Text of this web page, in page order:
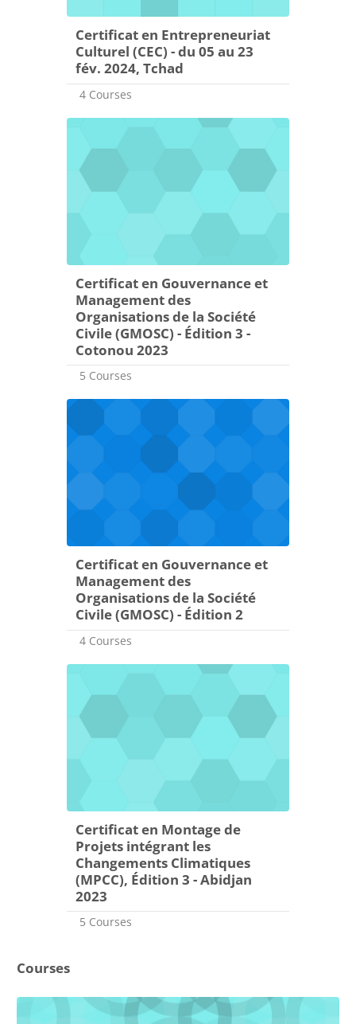
Certificat en Entrepreneuriat
Culturel (CEC) - du 05 au 23
fév. 2024, Tchad
4 Courses
Certificat en Gouvernance et
Management des
Organisations de la Société
Civile (GMOSC) - Édition 3 -
Cotonou 2023
5 Courses
Certificat en Gouvernance et
Management des
Organisations de la Société
Civile (GMOSC) - Édition 2
4 Courses
Certificat en Montage de
Projets intégrant les
Changements Climatiques
(MPCC), Édition 3 - Abidjan
2023
5 Courses
Courses